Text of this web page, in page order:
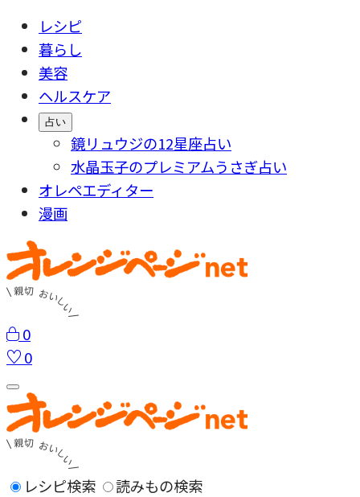
レシピ
暮らし
美容
ヘルスケア
占い
鏡リュウジの12星座占い
水晶玉子のプレミアムうさぎ占い
オレペエディター
漫画
0
0
レシピ検索 読みもの検索